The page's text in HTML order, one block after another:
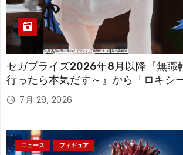
セガプライズ2026年8月以降『無職
行ったら本気だす～』から「ロキシ
アが登場！
7月 29, 2026
ニュース フィギュア